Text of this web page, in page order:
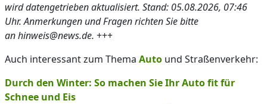
wird datengetrieben aktualisiert. Stand: 05.08.2026, 07:46
Uhr. Anmerkungen und Fragen richten Sie bitte
an hinweis@news.de. +++
Auch interessant zum Thema Auto und Straßenverkehr:
Durch den Winter: So machen Sie Ihr Auto fit für
Schnee und Eis